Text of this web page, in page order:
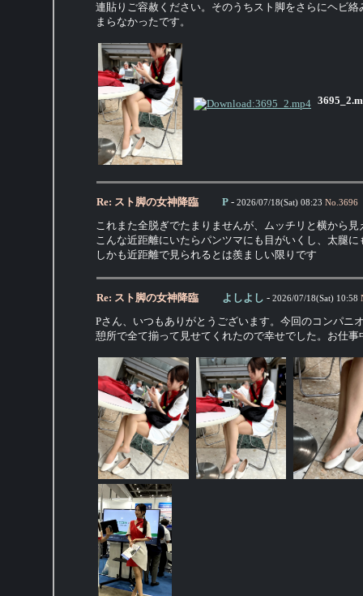
連貼りご容赦ください。そのうちスト脚をさらにヘビ
まらなかったです。
Re: スト脚の女神降臨 P - 2026/07/18(Sat) 08:23 No.3696
これまた全脱ぎでたまりませんが、ムッチリと横から
こんな近距離にいたらパンツマにも目がいくし、太腿
しかも近距離で見られるとは羨ましい限りです
Re: スト脚の女神降臨 よしよし - 2026/07/18(Sat) 10:58
Pさん、いつもありがとうございます。今回のコンパニ
憩所で全て揃って見せてくれたので幸せでした。お仕事